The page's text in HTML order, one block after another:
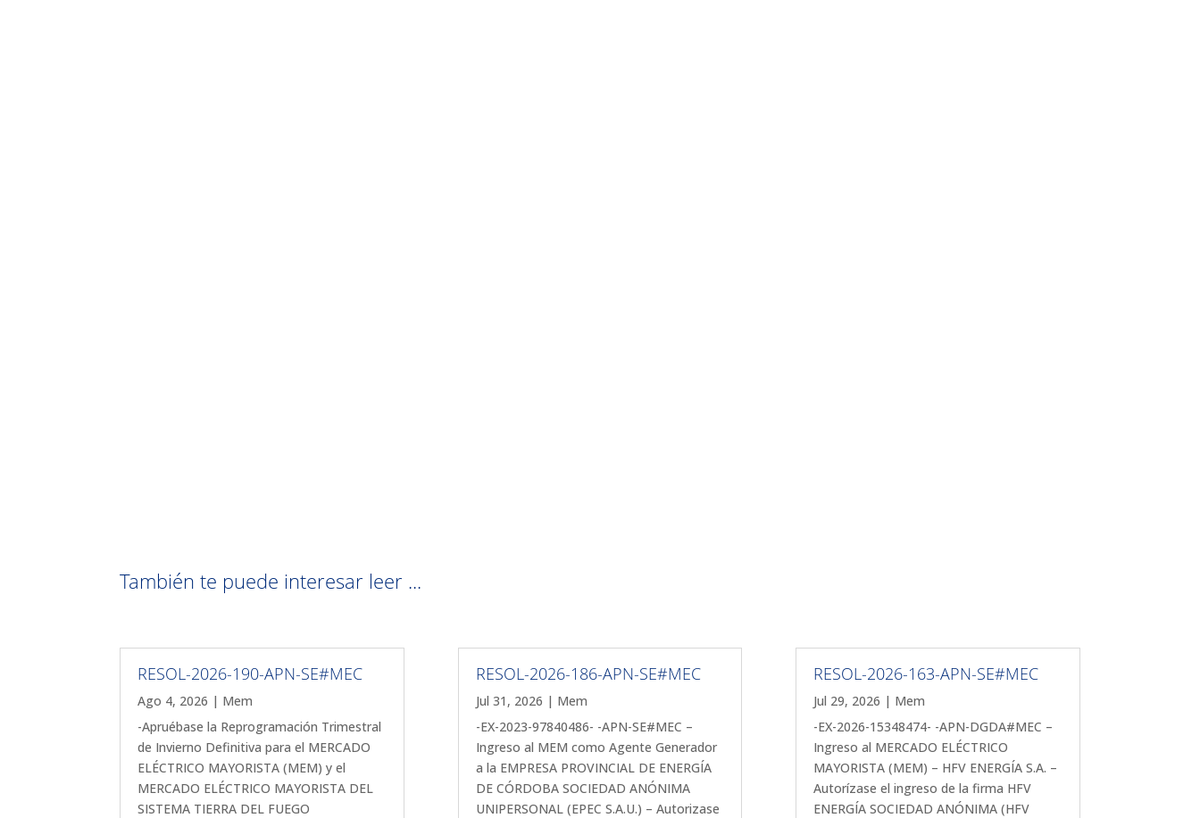
También te puede interesar leer ...
RESOL-2026-190-APN-SE#MEC
Ago 4, 2026 | Mem
-Apruébase la Reprogramación Trimestral
de Invierno Definitiva para el MERCADO
ELÉCTRICO MAYORISTA (MEM) y el
MERCADO ELÉCTRICO MAYORISTA DEL
SISTEMA TIERRA DEL FUEGO
RESOL-2026-186-APN-SE#MEC
Jul 31, 2026 | Mem
-EX-2023-97840486- -APN-SE#MEC –
Ingreso al MEM como Agente Generador
a la EMPRESA PROVINCIAL DE ENERGÍA
DE CÓRDOBA SOCIEDAD ANÓNIMA
UNIPERSONAL (EPEC S.A.U.) – Autorizase
RESOL-2026-163-APN-SE#MEC
Jul 29, 2026 | Mem
-EX-2026-15348474- -APN-DGDA#MEC –
Ingreso al MERCADO ELÉCTRICO
MAYORISTA (MEM) – HFV ENERGÍA S.A. –
Autorízase el ingreso de la firma HFV
ENERGÍA SOCIEDAD ANÓNIMA (HFV